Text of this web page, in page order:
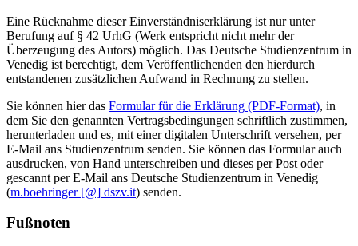
Eine Rücknahme dieser Einverständniserklärung ist nur unter
Berufung auf § 42 UrhG (Werk entspricht nicht mehr der
Überzeugung des Autors) möglich. Das Deutsche Studienzentrum in
Venedig ist berechtigt, dem Veröffentlichenden den hierdurch
entstandenen zusätzlichen Aufwand in Rechnung zu stellen.
Sie können hier das Formular für die Erklärung (PDF-Format), in
dem Sie den genannten Vertragsbedingungen schriftlich zustimmen,
herunterladen und es, mit einer digitalen Unterschrift versehen, per
E-Mail ans Studienzentrum senden. Sie können das Formular auch
ausdrucken, von Hand unterschreiben und dieses per Post oder
gescannt per E-Mail ans Deutsche Studienzentrum in Venedig
(m.boehringer [@] dszv.it) senden.
Fußnoten